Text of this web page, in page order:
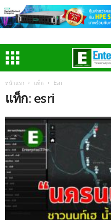
หน้าแรก แท็ก Esri
แท็ก: esri